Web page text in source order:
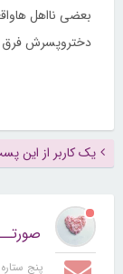
بعضی نااهل
دختروپسرش فرق
یک کاربر از این
پنج